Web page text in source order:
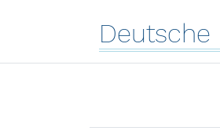
Deutsche